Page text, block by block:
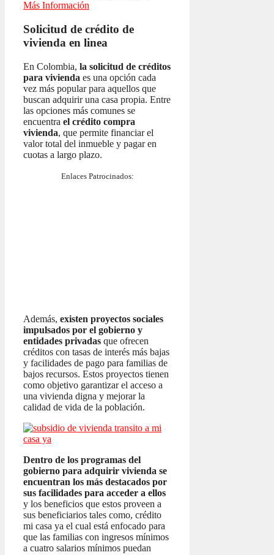
Más Información
Solicitud de crédito de
vivienda en linea
En Colombia, la solicitud de créditos
para vivienda es una opción cada
vez más popular para aquellos que
buscan adquirir una casa propia. Entre
las opciones más comunes se
encuentra el crédito compra
vivienda, que permite financiar el
valor total del inmueble y pagar en
cuotas a largo plazo.
Enlaces Patrocinados:
Además, existen proyectos sociales
impulsados por el gobierno y
entidades privadas que ofrecen
créditos con tasas de interés más bajas
y facilidades de pago para familias de
bajos recursos. Estos proyectos tienen
como objetivo garantizar el acceso a
una vivienda digna y mejorar la
calidad de vida de la población.
Dentro de los programas del
gobierno para adquirir vivienda se
encuentran los más destacados por
sus facilidades para acceder a ellos
y los beneficios que estos proveen a
sus beneficiarios tales como, crédito
mi casa ya el cual está enfocado para
que las familias con ingresos mínimos
a cuatro salarios mínimos puedan